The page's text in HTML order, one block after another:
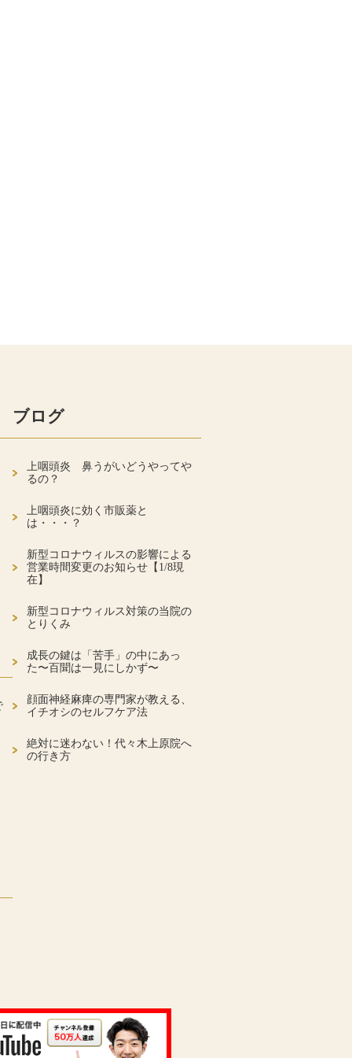
ブログ
上咽頭炎 鼻うがいどうやってや
るの？
上咽頭炎に効く市販薬と
は・・・？
新型コロナウィルスの影響による
営業時間変更のお知らせ【1/8現
在】
新型コロナウィルス対策の当院の
とりくみ
成長の鍵は「苦手」の中にあっ
た〜百聞は一見にしかず〜
顔面神経麻痺の専門家が教える、
イチオシのセルフケア法
絶対に迷わない！代々木上原院へ
の行き方